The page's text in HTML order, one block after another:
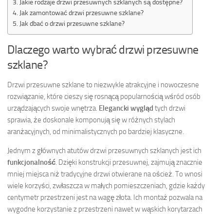
Jakie rodzaje drzwi przesuwnych szklanych są dostępne?
Jak zamontować drzwi przesuwne szklane?
Jak dbać o drzwi przesuwne szklane?
Dlaczego warto wybrać drzwi przesuwne
szklane?
Drzwi przesuwne szklane to niezwykle atrakcyjne i nowoczesne
rozwiązanie, które cieszy się rosnącą popularnością wśród osób
urządzających swoje wnętrza. Elegancki wygląd tych drzwi
sprawia, że doskonale komponują się w różnych stylach
aranżacyjnych, od minimalistycznych po bardziej klasyczne.
Jednym z głównych atutów drzwi przesuwnych szklanych jest ich
funkcjonalność. Dzięki konstrukcji przesuwnej, zajmują znacznie
mniej miejsca niż tradycyjne drzwi otwierane na oścież. To wnosi
wiele korzyści, zwłaszcza w małych pomieszczeniach, gdzie każdy
centymetr przestrzeni jest na wagę złota. Ich montaż pozwala na
wygodne korzystanie z przestrzeni nawet w wąskich korytarzach